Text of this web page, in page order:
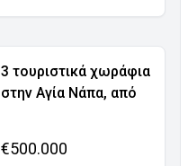
3 τουριστικά χωράφια
στην Αγία Νάπα, από
€500.000